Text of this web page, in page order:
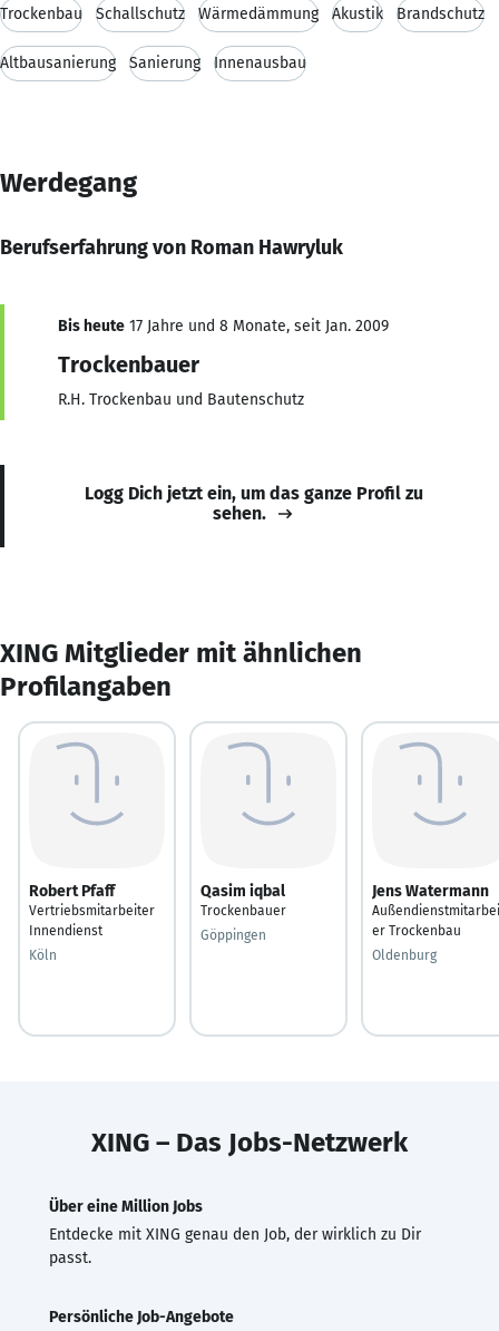
Trockenbau Schallschutz Wärmedämmung Akustik Brandschutz
Altbausanierung Sanierung Innenausbau
Werdegang
Berufserfahrung von Roman Hawryluk
Bis heute 17 Jahre und 8 Monate, seit Jan. 2009
Trockenbauer
R.H. Trockenbau und Bautenschutz
Logg Dich jetzt ein, um das ganze Profil zu
sehen.
XING Mitglieder mit ähnlichen
Profilangaben
Robert Pfaff
Vertriebsmitarbeiter
Innendienst
Köln
Qasim iqbal
Trockenbauer
Göppingen
Jens Watermann
er Trockenbau
Oldenburg
XING – Das Jobs-Netzwerk
Über eine Million Jobs
Entdecke mit XING genau den Job, der wirklich zu Dir
passt.
Persönliche Job-Angebote